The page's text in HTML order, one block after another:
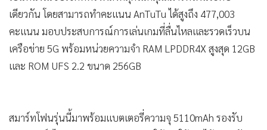
• SMEs
• หุ้น
• Factcheck
เดียวกัน โดยสามารถทำคะแนน AnTuTu ได้สูงถึง 477,003
คะแนน มอบประสบการณ์การเล่นเกมที่ลื่นไหลและรวดเร็วบน
เครือข่าย 5G พร้อมหน่วยความจำ RAM LPDDR4X สูงสุด 12GB
และ ROM UFS 2.2 ขนาด 256GB
สมาร์ทโฟนรุ่นนี้มาพร้อมแบตเตอรี่ความจุ 5110mAh รองรับ